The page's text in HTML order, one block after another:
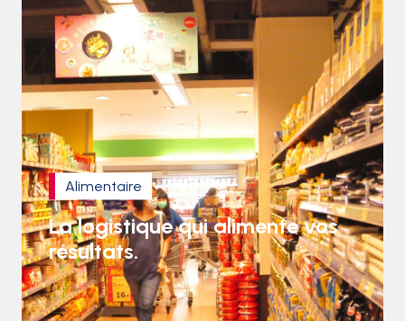
Alimentaire
La logistique qui alimente vos
résultats.